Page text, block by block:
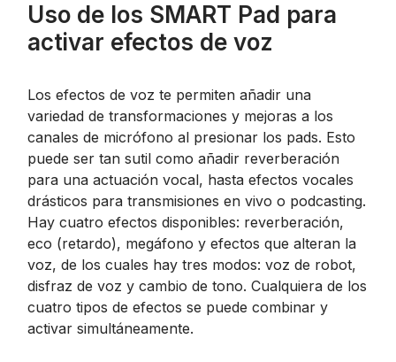
Uso de los SMART Pad para
activar efectos de voz
Los efectos de voz te permiten añadir una
variedad de transformaciones y mejoras a los
canales de micrófono al presionar los pads. Esto
puede ser tan sutil como añadir reverberación
para una actuación vocal, hasta efectos vocales
drásticos para transmisiones en vivo o podcasting.
Hay cuatro efectos disponibles: reverberación,
eco (retardo), megáfono y efectos que alteran la
voz, de los cuales hay tres modos: voz de robot,
disfraz de voz y cambio de tono. Cualquiera de los
cuatro tipos de efectos se puede combinar y
activar simultáneamente.